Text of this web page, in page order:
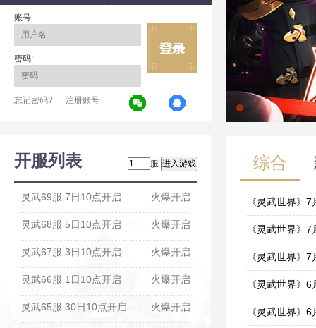
账号:
密码:
忘记密码? 注册账号
开服列表 服
火爆开启
灵武69服 7日10点开启
火爆开启
灵武68服 5日10点开启
火爆开启
灵武67服 3日10点开启
火爆开启
灵武66服 1日10点开启
火爆开启
灵武65服 30日10点开启
综合
《灵武世界》
07-29
《灵武世界》
07-22
《灵武世界》
07-01
《灵武世界》
06-15
《灵武世界》